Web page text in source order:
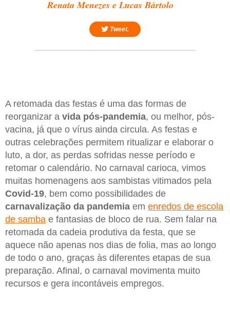
Renata Menezes e Lucas Bártolo
Tweet.
A retomada das festas é uma das formas de
reorganizar a vida pós-pandemia, ou melhor, pós-
vacina, já que o vírus ainda circula. As festas e
outras celebrações permitem ritualizar e elaborar o
luto, a dor, as perdas sofridas nesse período e
retomar o calendário. No carnaval carioca, vimos
muitas homenagens aos sambistas vitimados pela
Covid-19, bem como possibilidades de
carnavalização da pandemia em enredos de escola
de samba e fantasias de bloco de rua. Sem falar na
retomada da cadeia produtiva da festa, que se
aquece não apenas nos dias de folia, mas ao longo
de todo o ano, graças às diferentes etapas de sua
preparação. Afinal, o carnaval movimenta muito
recursos e gera incontáveis empregos.